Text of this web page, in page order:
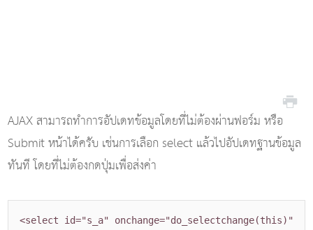
AJAX สามารถทำการอัปเดทข้อมูลโดยที่ไม่ต้องผ่านฟอร์ม หรือ
Submit หน้าได้ครับ เช่นการเลือก select แล้วไปอัปเดทฐานข้อมูล
ทันที โดยที่ไม่ต้องกดปุ่มเพื่อส่งค่า
<select id="s_a" onchange="do_selectchange(this)">